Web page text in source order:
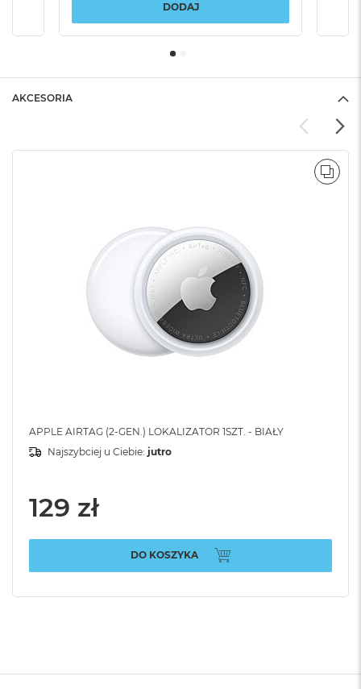
DODAJ
AKCESORIA
APPLE AIRTAG (2-GEN.) LOKALIZATOR 1SZT. - BIAŁY
Najszybciej u Ciebie: jutro
129 zł
DO KOSZYKA